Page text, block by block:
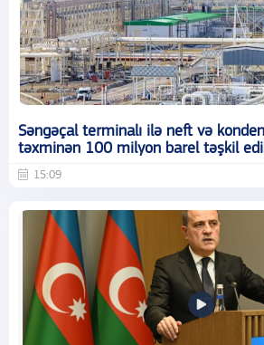
Səngəçal terminalı ilə neft və
təxminən 100 milyon barel təşkil
15:09